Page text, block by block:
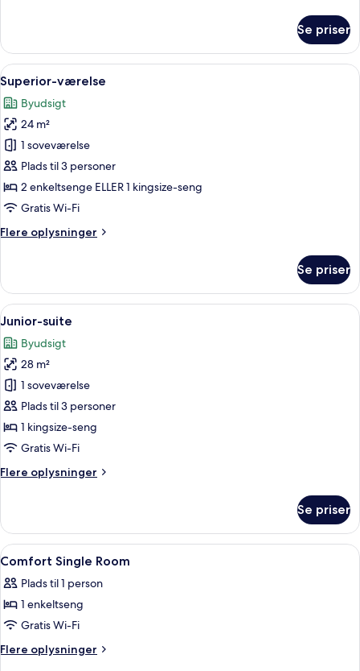
Double
Room
Se priser
Indlæs
alle
billeder
af
Superior-
værelse
Et hotelværelse med en stor seng,
7
Superior-værelse
Byudsigt
24 m²
1 soveværelse
Plads til 3 personer
2 enkeltsenge ELLER 1 kingsize-seng
Gratis Wi-Fi
Flere oplysninger
Flere
værelse
Se priser
Indlæs
alle
billeder
af
Junior-
suite
Et moderne badeværelse med et
5
Junior-suite
Byudsigt
28 m²
1 soveværelse
Plads til 3 personer
1 kingsize-seng
Gratis Wi-Fi
Flere oplysninger
Flere
suite
Se priser
Indlæs
alle
billeder
af
Comfort
Single
Allergivenligt sengetøj, senge med
4
Comfort Single Room
Plads til 1 person
1 enkeltseng
Gratis Wi-Fi
Flere oplysninger
Flere